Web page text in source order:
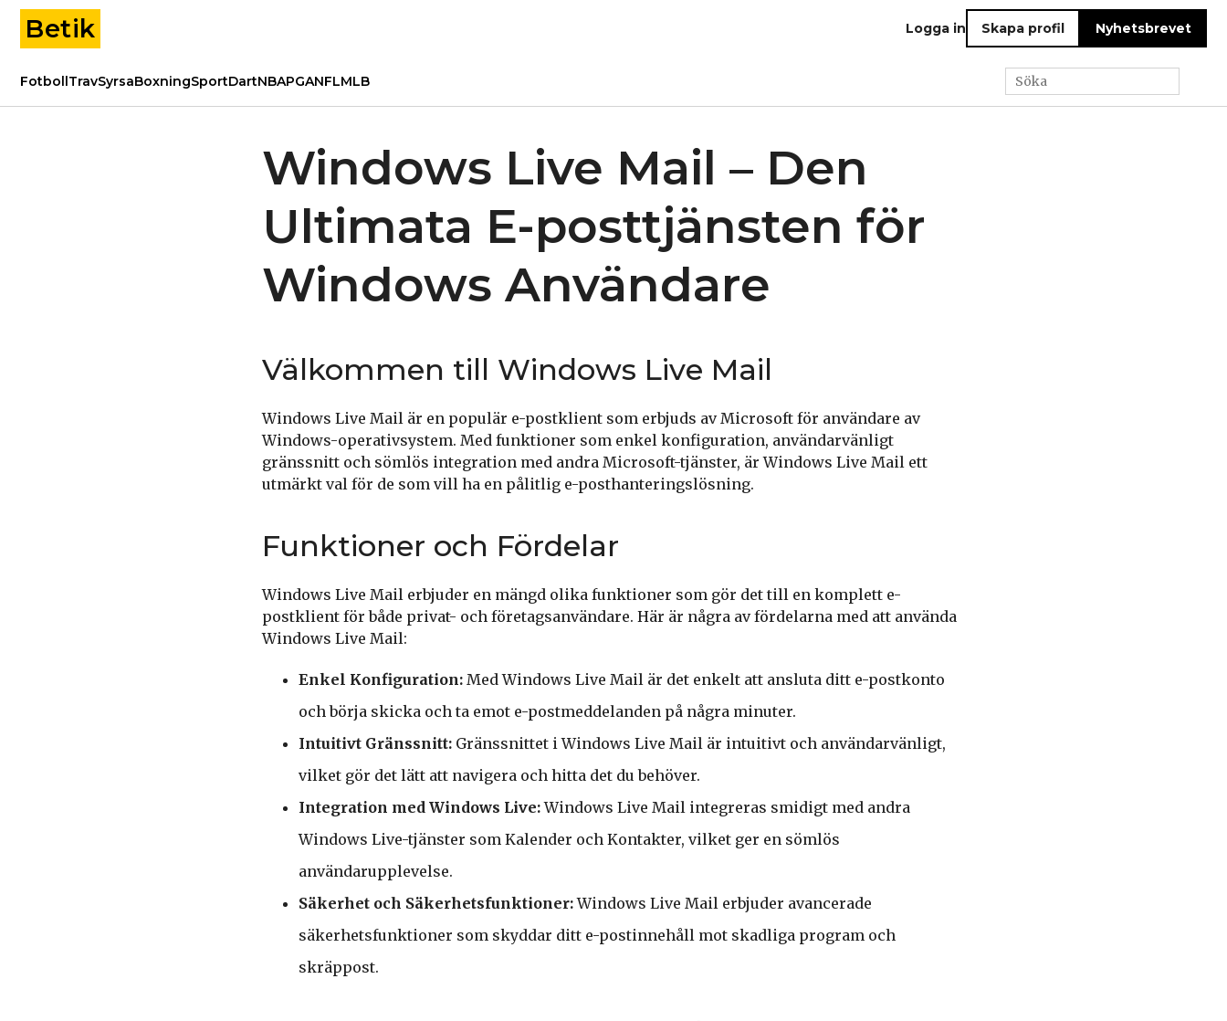
Betik Logga in Skapa profil Nyhetsbrevet
FotbollTravSyrsaBoxningSportDartNBAPGANFLMLB
Windows Live Mail – Den
Ultimata E-posttjänsten för
Windows Användare
Välkommen till Windows Live Mail
Windows Live Mail är en populär e-postklient som erbjuds av Microsoft för användare av
Windows-operativsystem. Med funktioner som enkel konfiguration, användarvänligt
gränssnitt och sömlös integration med andra Microsoft-tjänster, är Windows Live Mail ett
utmärkt val för de som vill ha en pålitlig e-posthanteringslösning.
Funktioner och Fördelar
Windows Live Mail erbjuder en mängd olika funktioner som gör det till en komplett e-
postklient för både privat- och företagsanvändare. Här är några av fördelarna med att använda
Windows Live Mail:
Enkel Konfiguration: Med Windows Live Mail är det enkelt att ansluta ditt e-postkonto
och börja skicka och ta emot e-postmeddelanden på några minuter.
Intuitivt Gränssnitt: Gränssnittet i Windows Live Mail är intuitivt och användarvänligt,
vilket gör det lätt att navigera och hitta det du behöver.
Integration med Windows Live:Windows Live Mail integreras smidigt med andra
Windows Live-tjänster som Kalender och Kontakter, vilket ger en sömlös
användarupplevelse.
Säkerhet och Säkerhetsfunktioner:Windows Live Mail erbjuder avancerade
säkerhetsfunktioner som skyddar ditt e-postinnehåll mot skadliga program och
skräppost.